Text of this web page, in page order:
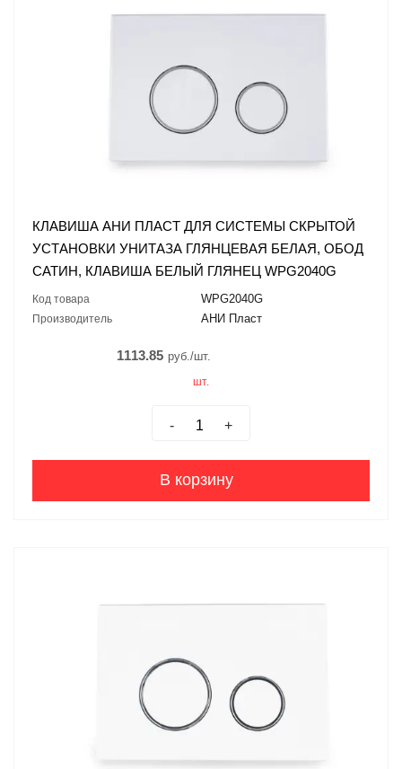
КЛАВИША АНИ ПЛАСТ ДЛЯ СИСТЕМЫ СКРЫТОЙ
УСТАНОВКИ УНИТАЗА ГЛЯНЦЕВАЯ БЕЛАЯ, ОБОД
САТИН, КЛАВИША БЕЛЫЙ ГЛЯНЕЦ WPG2040G
Код товара WPG2040G
Производитель АНИ Пласт
1113.85 руб./шт.
шт.
- +
В корзину